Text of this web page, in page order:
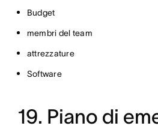
Budget
membri del team
attrezzature
Software
19. Piano di